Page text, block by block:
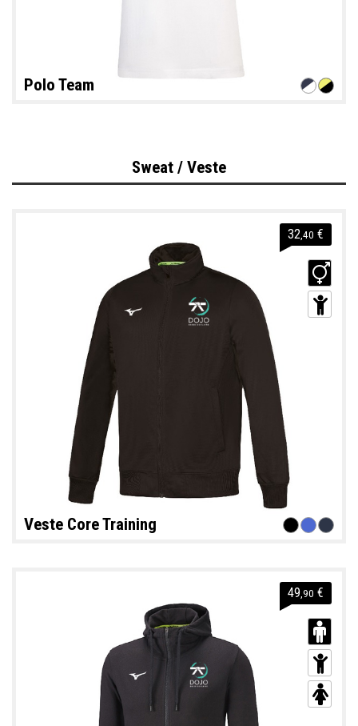
Polo Team
Sweat / Veste
32,40 €
Veste Core Training
49 ,90 €